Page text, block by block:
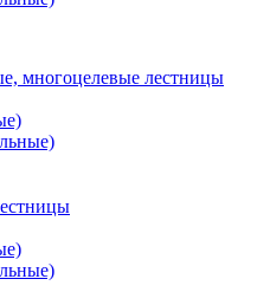
многоцелевые лестницы